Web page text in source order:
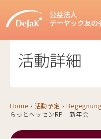
公益法人
デーヤック友の
活動詳細
Home › 活動予定 ›
らっとヘッセンRP 新年会